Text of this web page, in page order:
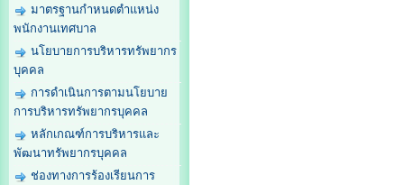
มาตรฐานกำหนดตำแหน่ง
พนักงานเทศบาล
นโยบายการบริหารทรัพยากร
บุคคล
การดำเนินการตามนโยบาย
การบริหารทรัพยากรบุคคล
หลักเกณฑ์การบริหารและ
พัฒนาทรัพยากรบุคคล
ช่องทางการร้องเรียนการ